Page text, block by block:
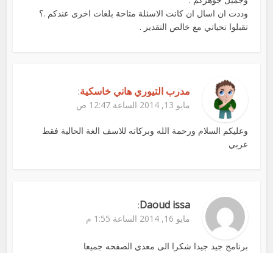
وددت ان اسال ان كانت الاسئلة متاحة بلغات اخرى عندكم .؟
تقبلوا تحياتي مع خالص التقدير .
مدرب التيوري هاني خاسكية:
مايو 13, 2014 الساعة 12:47 ص
وعليكم السلام ورحمة الله وبركاته للاسف الغة الحالية فقط
عربي
Daoud issa
:
مايو 16, 2014 الساعة 1:55 م
برنامج جيد جيدا شكرا الى معدي الصفحه جميعا